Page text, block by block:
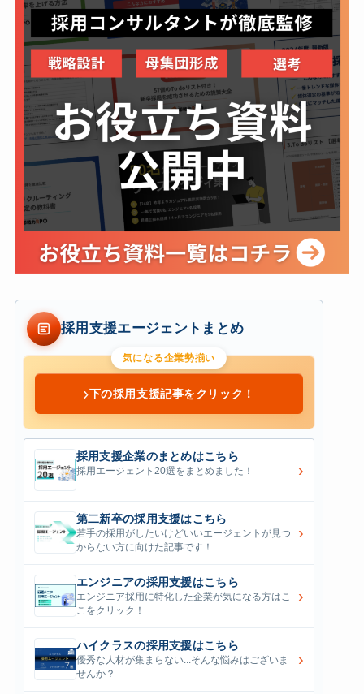
採用支援エージェントまとめ
気になる企業勢揃い
›下の採用支援記事をクリック！
採用支援企業のまとめはこちら
採用エージェント20選をまとめました！ ›
第二新卒の採用支援はこちら
若手の採用がしたいけどいいエージェントが見つ
からない方に向けた記事です！
›
エンジニアの採用支援はこちら
エンジニア採用に特化した企業が気になる方はこ
こをクリック！
›
ハイクラスの採用支援はこちら
優秀な人材が集まらない...そんな悩みはございま
せんか？
›